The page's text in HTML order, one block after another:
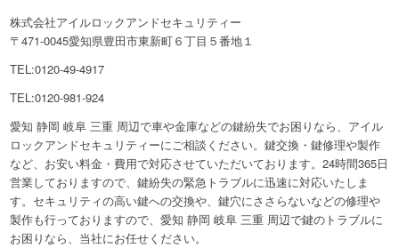
株式会社アイルロックアンドセキュリティー
〒471-0045愛知県豊田市東新町６丁目５番地１
TEL:0120-49-4917
TEL:0120-981-924
愛知 静岡 岐阜 三重 周辺で車や金庫などの鍵紛失でお困りなら、アイル
ロックアンドセキュリティーにご相談ください。鍵交換・鍵修理や製作
など、お安い料金・費用で対応させていただいております。24時間365日
営業しておりますので、鍵紛失の緊急トラブルに迅速に対応いたしま
す。セキュリティの高い鍵への交換や、鍵穴にささらないなどの修理や
製作も行っておりますので、愛知 静岡 岐阜 三重 周辺で鍵のトラブルに
お困りなら、当社にお任せください。